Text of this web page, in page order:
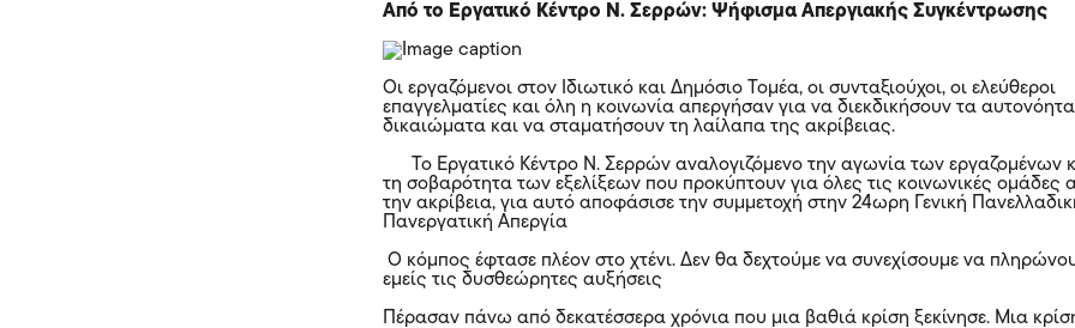
Από το Εργατικό Κέντρο Ν. Σερρών: Ψήφισμα Απεργιακής Συγκέντρωσης
Οι εργαζόμενοι στον Ιδιωτικό και Δημόσιο Τομέα, οι συνταξιούχοι, οι ελεύθεροι
επαγγελματίες και όλη η κοινωνία απεργήσαν για να διεκδικήσουν τα αυτονόητα
δικαιώματα και να σταματήσουν τη λαίλαπα της ακρίβειας.
Το Εργατικό Κέντρο Ν. Σερρών αναλογιζόμενο την αγωνία των εργαζομένων
τη σοβαρότητα των εξελίξεων που προκύπτουν για όλες τις κοινωνικές ομάδες
την ακρίβεια, για αυτό αποφάσισε την συμμετοχή στην 24ωρη Γενική
Πανεργατική Απεργία
Ο κόμπος έφτασε πλέον στο χτένι. Δεν θα δεχτούμε να συνεχίσουμε να
εμείς τις δυσθεώρητες αυξήσεις
Πέρασαν πάνω από δεκατέσσερα χρόνια που μια βαθιά κρίση ξεκίνησε. Μια